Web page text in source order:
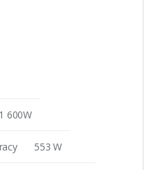
1 600W
553 W